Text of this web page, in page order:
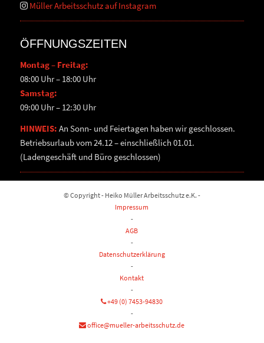
Müller Arbeitsschutz auf Instagram
ÖFFNUNGSZEITEN
Montag – Freitag:
08:00 Uhr – 18:00 Uhr
Samstag:
09:00 Uhr – 12:30 Uhr
HINWEIS: An Sonn- und Feiertagen haben wir geschlossen.
Betriebsurlaub vom 24.12 – einschließlich 01.01.
(Ladengeschäft und Büro geschlossen)
© Copyright - Heiko Müller Arbeitsschutz e.K. -
Impressum
-
AGB
-
Datenschutzerklärung
-
Kontakt
-
+49 (0) 7453-94830
-
office@mueller-arbeitsschutz.de